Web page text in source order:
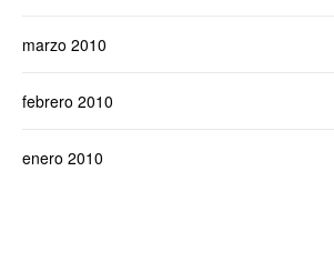
marzo 2010
febrero 2010
enero 2010